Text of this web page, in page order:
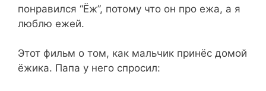
понравился “Ёж”, потому что он про ежа, а я
люблю ежей.
Этот фильм о том, как мальчик принёс домой
ёжика. Папа у него спросил: